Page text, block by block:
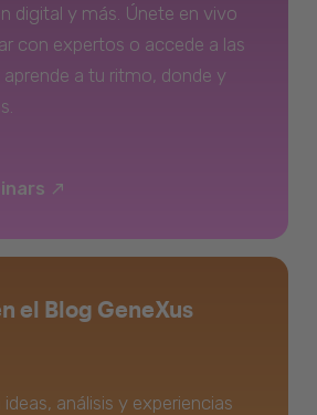
digital y más. Únete en vivo
con expertos o accede a las
a tu ritmo, donde y
el Blog GeneXus
análisis y experiencias